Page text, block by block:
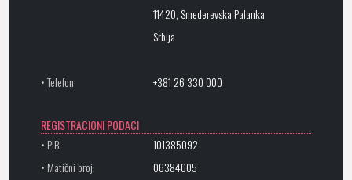
11420, Smederevska Palanka
Srbija
• Telefon: +381 26 330 000
REGISTRACIONI PODACI
• PIB:
101385092
• Matični broj:
06384005